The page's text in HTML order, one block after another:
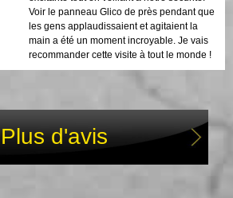
Voir le panneau Glico de près pendant que
les gens applaudissaient et agitaient la
main a été un moment incroyable. Je vais
recommander cette visite à tout le monde !
Plus d'avis